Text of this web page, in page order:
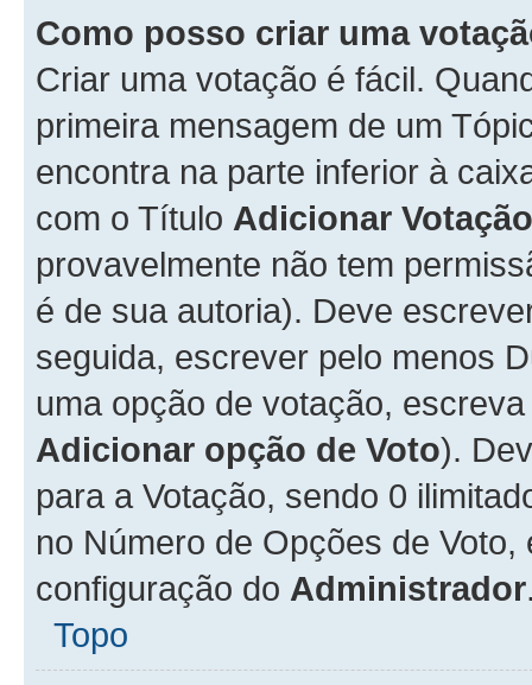
Como posso criar uma
Criar uma votação é fácil.
primeira mensagem de um
encontra na parte inferior à
com o Título Adicionar Votação
provavelmente não tem
é de sua autoria). Deve
seguida, escrever pelo menos
uma opção de votação,
Adicionar opção de Voto).
para a Votação, sendo 0
no Número de Opções de
configuração do Administrador
Topo